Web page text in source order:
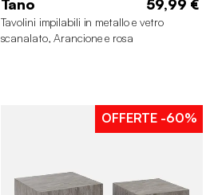
Tano 59,99 €
Tavolini impilabili in metallo e vetro
scanalato, Arancione e rosa
OFFERTE -60%